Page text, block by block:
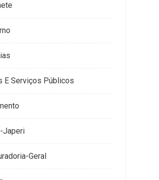
E Serviços Públicos
Japeri
Geral